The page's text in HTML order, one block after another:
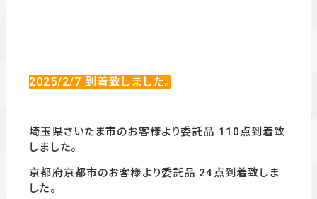
2025/2/7 到着致しました。
埼玉県さいたま市のお客様より委託品 110点到着致
しました。
京都府京都市のお客様より委託品 24 点到着致しま
した。